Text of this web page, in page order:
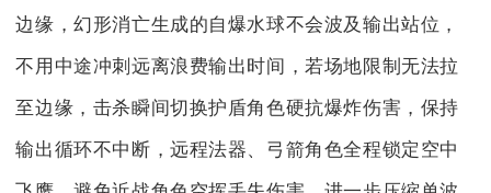
边缘，幻形消亡生成的自爆水球不会波及输出站位，
不用中途冲刺远离浪费输出时间，若场地限制无法拉
至边缘，击杀瞬间切换护盾角色硬抗爆炸伤害，保持
输出循环不中断，远程法器、弓箭角色全程锁定空中